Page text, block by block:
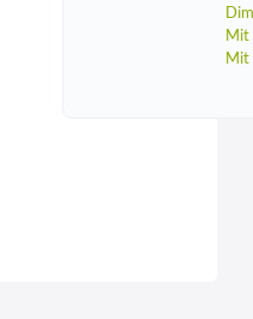
Mit
Mit